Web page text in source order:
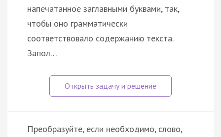
напечатанное заглавными буквами, так,
чтобы оно грамматически
соответствовало содержанию текста.
Запол…
Преобразуйте, если необходимо, слово,